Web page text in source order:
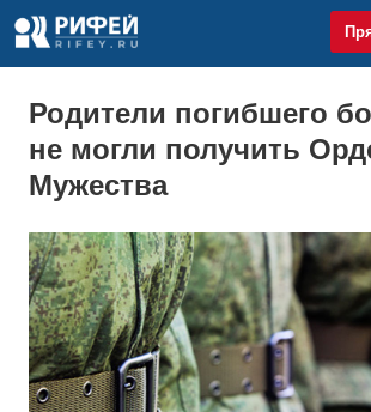
Родители погибшего
не могли получить
Мужества